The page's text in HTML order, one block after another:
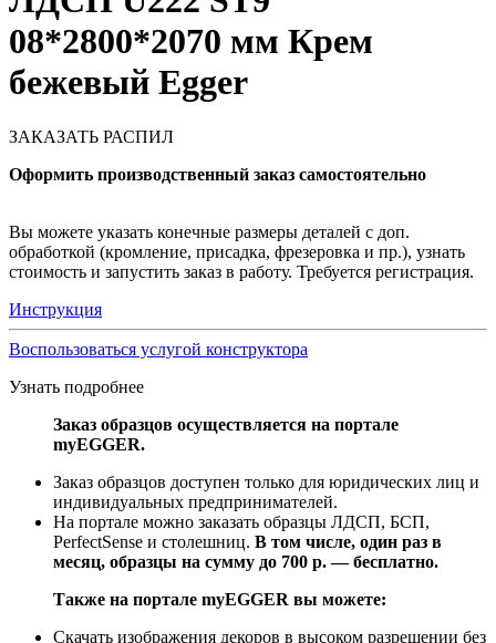
08*2800*2070 мм Крем
бежевый Egger
ЗАКАЗАТЬ РАСПИЛ
Оформить производственный заказ самостоятельно
Вы можете указать конечные размеры деталей с доп.
обработкой (кромление, присадка, фрезеровка и пр.), узнать
стоимость и запустить заказ в работу. Требуется регистрация.
Инструкция
Воспользоваться услугой конструктора
Узнать подробнее
Заказ образцов осуществляется на портале
myEGGER.
Заказ образцов доступен только для юридических лиц и
индивидуальных предпринимателей.
На портале можно заказать образцы ЛДСП, БСП,
PerfectSense и столешниц. В том числе, один раз в
месяц, образцы на сумму до 700 р. — бесплатно.
Также на портале myEGGER вы можете:
Скачать изображения декоров в высоком разрешении без